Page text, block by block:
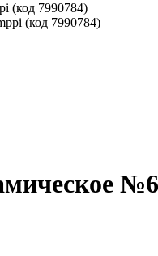
(код 7990784)